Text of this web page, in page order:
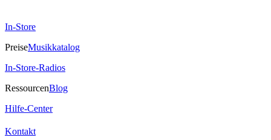
In-Store
PreiseMusikkatalog
In-Store-Radios
RessourcenBlog
Hilfe-Center
Kontakt